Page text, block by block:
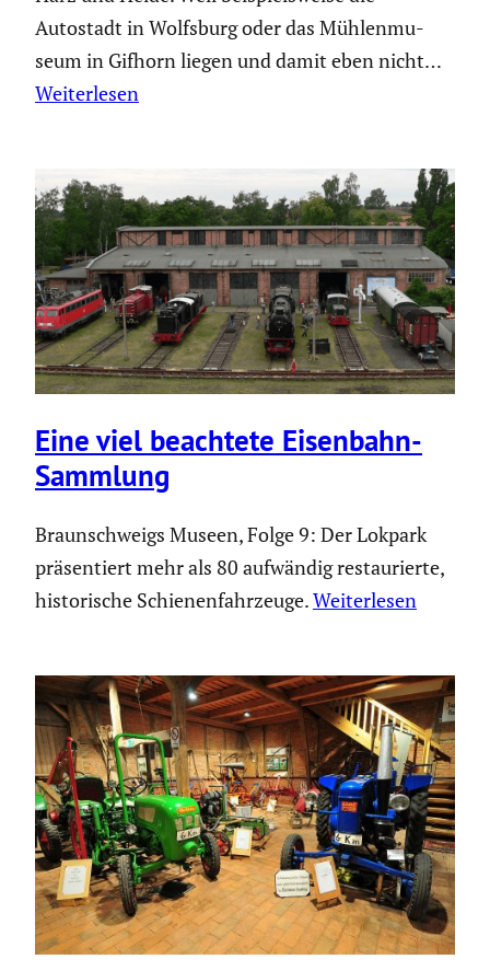
Autostadt in Wolfsburg oder das Mühlen­mu­
seum in Gifhorn liegen und damit eben nicht…
Weiterlesen
Eine viel beachtete Eisenbahn-
Sammlung
Braunschweigs Museen, Folge 9: Der Lokpark
präsentiert mehr als 80 aufwändig restaurierte,
historische Schienenfahrzeuge.Weiterlesen